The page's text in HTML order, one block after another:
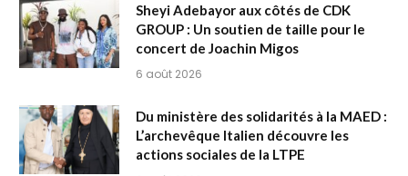
Sheyi Adebayor aux côtés de CDK
GROUP : Un soutien de taille pour le
concert de Joachin Migos
6 août 2026
Du ministère des solidarités à la MAED :
L’archevêque Italien découvre les
actions sociales de la LTPE